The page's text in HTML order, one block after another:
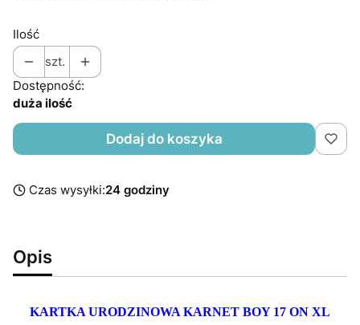
Ilość
szt.
Dostępność:
duża ilość
Dodaj do koszyka
Czas wysyłki:24 godziny
Opis
KARTKA URODZINOWA KARNET BOY 17 ON XL